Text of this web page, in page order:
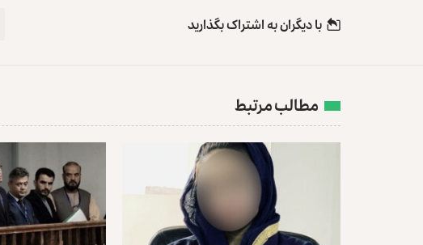
با دیگران به‌‌ اشتراک بگذارید
مطالب مرتبط